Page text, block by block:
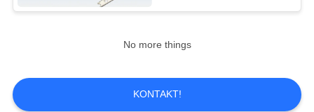
weibliches
Titelverbindungsstück
No more things
KONTAKT!